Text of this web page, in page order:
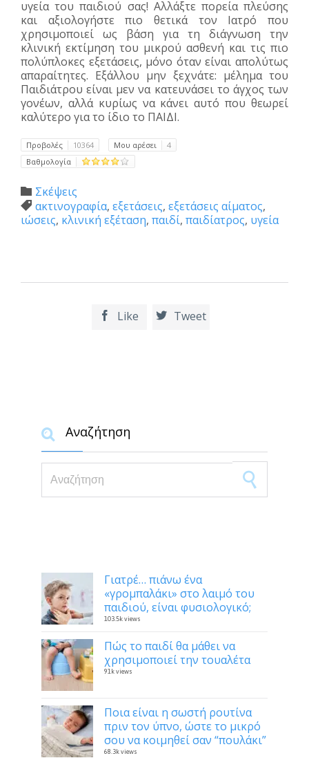
υγεία του παιδιού σας! Αλλάξτε πορεία πλεύσης
και αξιολογήστε πιο θετικά τον Ιατρό που
χρησιμοποιεί ως βάση για τη διάγνωση την
κλινική εκτίμηση του μικρού ασθενή και τις πιο
πολύπλοκες εξετάσεις, μόνο όταν είναι απολύτως
απαραίτητες. Εξάλλου μην ξεχνάτε: μέλημα του
Παιδιάτρου είναι μεν να κατευνάσει το άγχος των
γονέων, αλλά κυρίως να κάνει αυτό που θεωρεί
καλύτερο για το ίδιο το ΠΑΙΔΙ.
Προβολές 10364 Μου αρέσει
4
Βαθμολογία
 Category
Σκέψεις
 Tags
ακτινογραφία, εξετάσεις, εξετάσεις αίματος,
ιώσεις, κλινική εξέταση, παιδί, παιδίατρος, υγεία
 Like  Tweet
 Αναζήτηση
Γιατρέ… πιάνω ένα
«γρομπαλάκι» στο λαιμό του
παιδιού, είναι φυσιολογικό;
103.5k views
Πώς το παιδί θα μάθει να
χρησιμοποιεί την τουαλέτα
91k views
Ποια είναι η σωστή ρουτίνα
πριν τον ύπνο, ώστε το μικρό
σου να κοιμηθεί σαν “πουλάκι”
68.3k views